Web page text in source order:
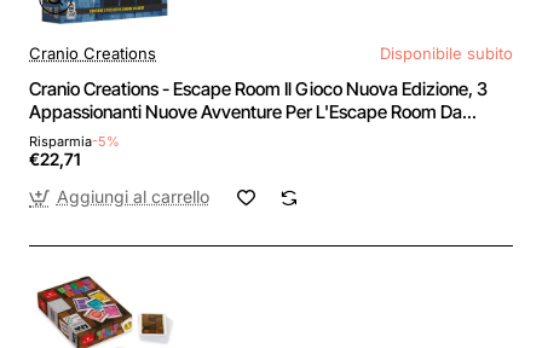
Cranio Creations Disponibile subito
Cranio Creations - Escape Room Il Gioco Nuova Edizione, 3
Appassionanti Nuove Avventure Per L'Escape Room Da
Tavolo Più Famosa, Edizione in Lingua Italiana
Risparmia-5%
€22,71
Aggiungi al carrello